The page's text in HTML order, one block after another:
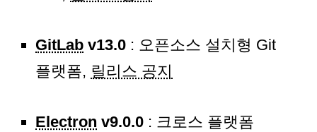
GitLab v13.0 : 오픈소스 설치형 Git
플랫폼, 릴리스 공지
Electron v9.0.0 : 크로스 플랫폼